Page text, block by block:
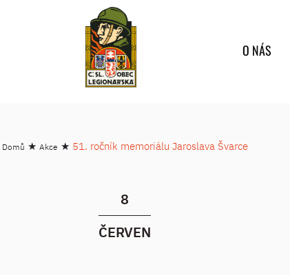
O NÁS
Domů ★ Akce ★ 51. ročník memoriálu Jaroslava Švarce
8
ČERVEN